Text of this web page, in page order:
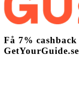
Få 7% cashback
GetYourGuide.se